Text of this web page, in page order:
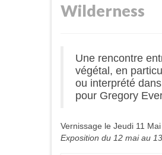
Wilderness
Une rencontre
végétal, en
ou interprété
pour Gregory
Vernissage le Jeudi 11
Exposition du 12 mai au